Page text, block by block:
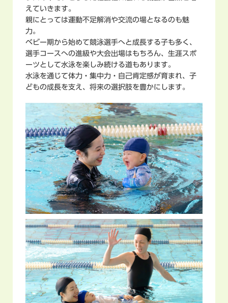
えていきます。
親にとっては運動不足解消や交流の場となるのも魅
力。
ベビー期から始めて競泳選手へと成長する子も多く、
選手コースへの進級や大会出場はもちろん、生涯スポ
ーツとして水泳を楽しみ続ける道もあります。
水泳を通じて体力・集中力・自己肯定感が育まれ、子
どもの成長を支え、将来の選択肢を豊かにします。